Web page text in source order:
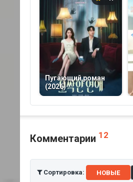
Пугающий роман
(2026)
Комментарии 12
Сортировка: НОВЫЕ